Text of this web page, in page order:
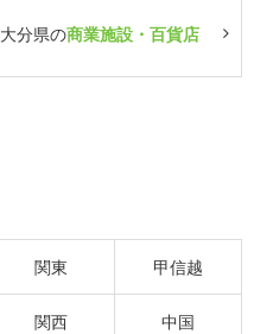
大分県の商業施設・百貨店
関東 甲信越
関西 中国